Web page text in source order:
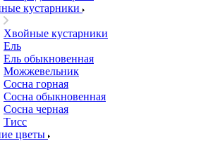
кустарники
Хвойные кустарники
Ель
Ель обыкновенная
Можжевельник
Сосна горная
Сосна обыкновенная
Сосна черная
Тисс
цветы